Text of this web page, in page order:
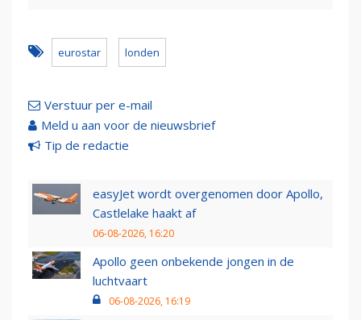
eurostar londen
Verstuur per e-mail
Meld u aan voor de nieuwsbrief
Tip de redactie
easyJet wordt overgenomen door Apollo,
Castlelake haakt af
06-08-2026, 16:20
Apollo geen onbekende jongen in de
luchtvaart
06-08-2026, 16:19